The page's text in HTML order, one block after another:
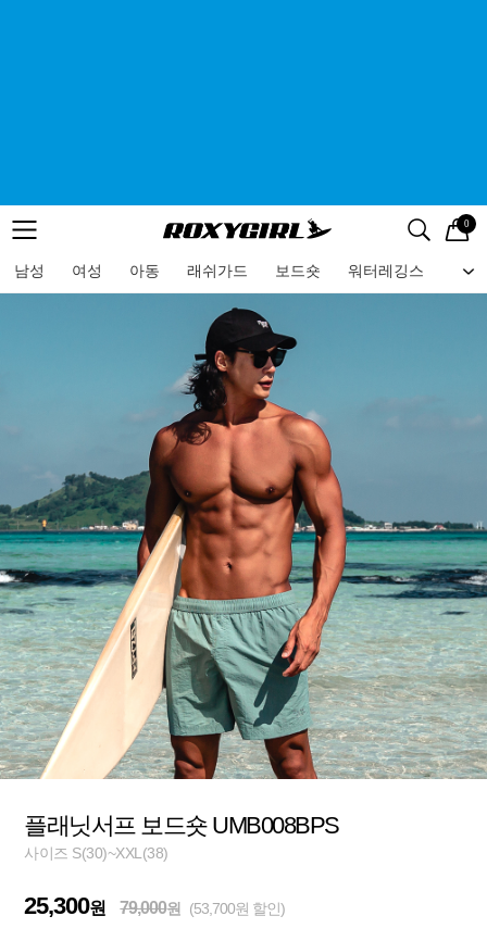
메뉴 검색
로고 0
남성 여성 아동 래쉬가드 보드숏 워터레깅스 비
메뉴
플래닛서프 보드숏 UMB008BPS
사이즈 S(30)~XXL(38)
25,300원 79,000원 (53,700원 할인)